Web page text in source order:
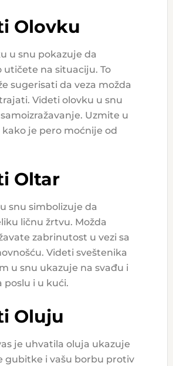
Olovku
u snu pokazuje da
utičete na situaciju. To
sugerisati da veza možda
Videti olovku u snu
Uzmite u
kako je pero moćnije od
Oltar
snu simbolizuje da
ličnu žrtvu. Možda
zabrinutost u vezi sa
Videti sveštenika
u snu ukazuje na svađu i
poslu i u kući.
Oluju
je uhvatila oluja ukazuje
gubitke i vašu borbu protiv